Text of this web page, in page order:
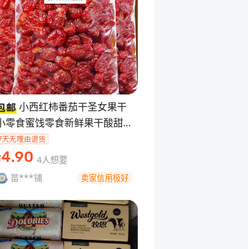
小西红柿番茄干圣女果干
零食蜜饯零食新鲜果干酸甜可
500g 【温馨提示】
【保障】：本店是
4.90 4人想要
苗***铺
卖家信用极好